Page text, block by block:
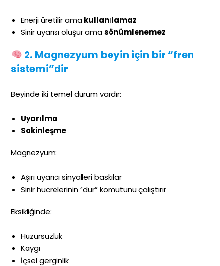
Enerji üretilir ama kullanılamaz
Sinir uyarısı oluşur amasönümlenemez
2. Magnezyum beyin için bir “fren
sistemi”dir
Beyinde iki temel durum vardır:
Uyarılma
Sakinleşme
Magnezyum:
Aşırı uyarıcı sinyalleri baskılar
Sinir hücrelerinin “dur” komutunu çalıştırır
Eksikliğinde:
Huzursuzluk
Kaygı
İçsel gerginlik